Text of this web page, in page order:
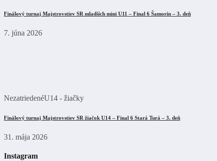
Finálový turnaj Majstrovstiev SR mladších mini U11 – Final 6 Šamorín – 3. deň
7. júna 2026
NezatriedenéU14 - žiačky
Finálový turnaj Majstrovstiev SR žiačok U14 – Final 6 Stará Turá – 3. deň
31. mája 2026
Instagram